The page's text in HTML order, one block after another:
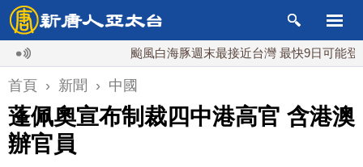
颱風白海豚週末最接近台灣 最快9日可能登陸中國
首頁 › 新聞 › 中國
蓬佩奧宣布制裁四中港高官 含港澳
辦官員